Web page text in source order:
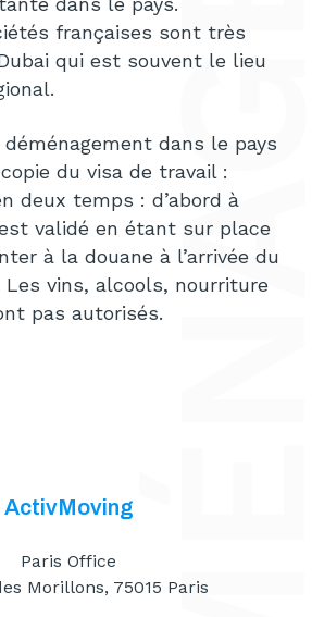
françaises sont très
qui est souvent le lieu
déménagement dans le pays
du visa de travail :
deux temps : d’abord à
validé en étant sur place
à la douane à l’arrivée du
Les vins, alcools, nourriture
pas autorisés.
ActivMoving
Paris Office
Morillons, 75015 Paris